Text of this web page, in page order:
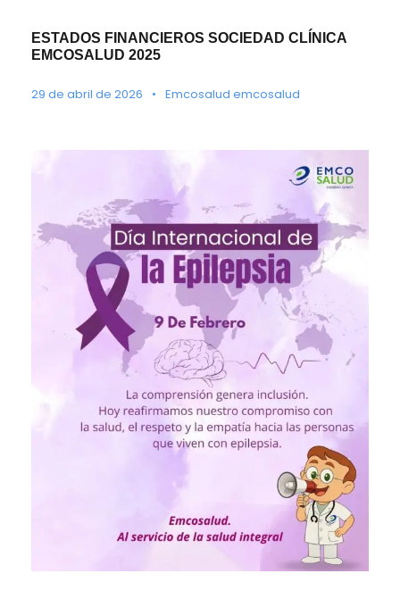
ESTADOS FINANCIEROS SOCIEDAD CLÍNICA
EMCOSALUD 2025
29 de abril de 2026 • Emcosalud emcosalud